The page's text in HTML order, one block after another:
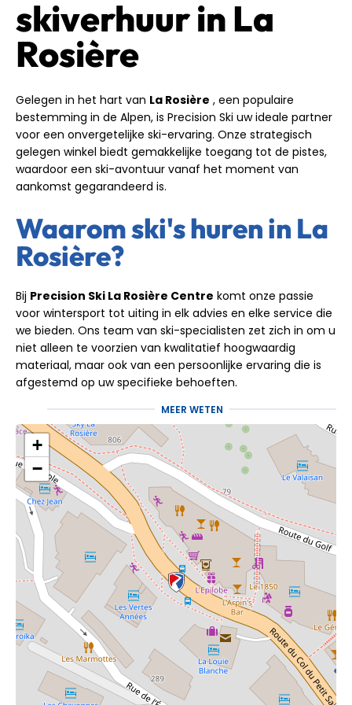
skiverhuur in La
Rosière
Gelegen in het hart van La Rosière , een populaire
bestemming in de Alpen, is Precision Ski uw ideale partner
voor een onvergetelijke ski-ervaring. Onze strategisch
gelegen winkel biedt gemakkelijke toegang tot de pistes,
waardoor een ski-avontuur vanaf het moment van
aankomst gegarandeerd is.
Waarom ski's huren in La
Rosière?
Bij Precision Ski La Rosière Centre komt onze passie
voor wintersport tot uiting in elk advies en elke service die
we bieden. Ons team van ski-specialisten zet zich in om u
niet alleen te voorzien van kwalitatief hoogwaardig
materiaal, maar ook van een persoonlijke ervaring die is
afgestemd op uw specifieke behoeften.
We zijn er trots op een divers assortimentski- en
snowboarduitrustingaan te bieden. Of u nu een
beginner of een expert bent, kind of volwassene, onze
selectie is geschikt voor alle niveaus en leeftijden. Wij
geloven dat de juiste uitrusting de sleutel is tot een
succesvolle ski-ervaring.
Maak kennis met uw
Precision Ski Rent La
Rosière-vestiging
Gelegen in de residentie "Les Vertes Années" in het hart
van het skigebied La Rosière, is onze skiverhuurwinkel
Precision Ski Centre gemakkelijk bereikbaar vanaf de
hoofdweg richting de Petit Saint Bernard-pas, dicht bij alle
MEER WETEN
+
−